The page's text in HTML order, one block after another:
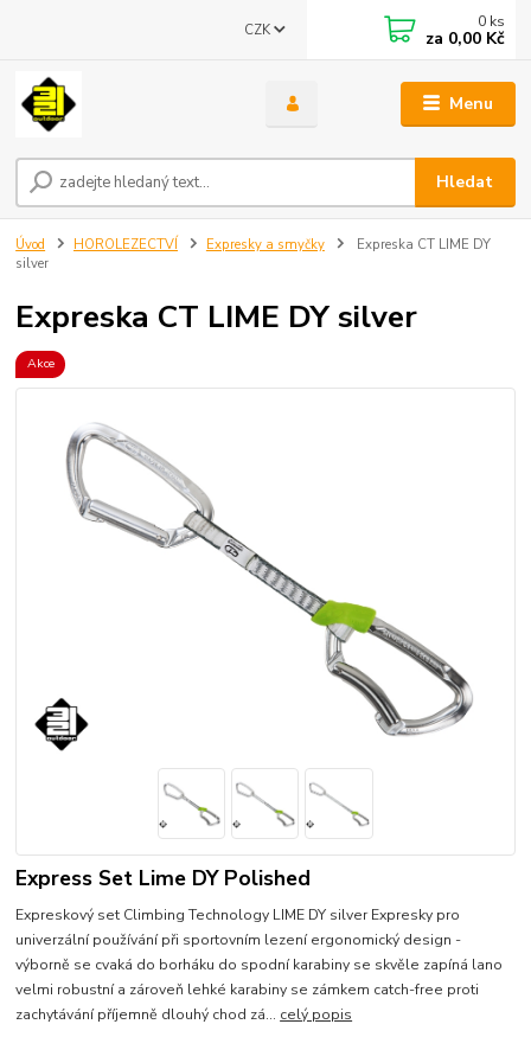
Menu
CZK
Hledat
0 ks
za 0,00 Kč
Úvod HOROLEZECTVÍ Expresky a smyčky
Expreska CT LIME DY
silver
Expreska CT LIME DY silver
Akce
Express Set Lime DY Polished
Expreskový set Climbing Technology LIME DY silver Expresky pro
univerzální používání při sportovním lezení ergonomický design -
výborně se cvaká do borháku do spodní karabiny se skvěle zapíná lano
velmi robustní a zároveň lehké karabiny se zámkem catch-free proti
zachytávání příjemně dlouhý chod zá... celý popis